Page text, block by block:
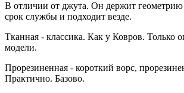
В отличии от джута. Он держит геометрию
срок службы и подходит везде.
Тканная - классика. Как у Ковров. Только
модели.
Прорезиненная - короткий ворс,
Практично. Базово.